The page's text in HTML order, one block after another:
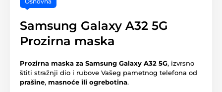
Samsung Galaxy A32 5G
Prozirna maska
Prozirna maska za Samsung Galaxy A32 5G, izvrsno
štiti stražnji dio i rubove Vašeg pametnog telefona od
prašine, masnoće ili ogrebotina.